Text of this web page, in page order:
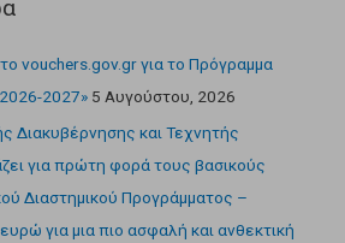
vouchers.gov.gr για το Πρόγραμμα
2027» 5 Αυγούστου, 2026
Διακυβέρνησης και Τεχνητής
για πρώτη φορά τους βασικούς
Διαστημικού Προγράμματος –
για μια πιο ασφαλή και ανθεκτική